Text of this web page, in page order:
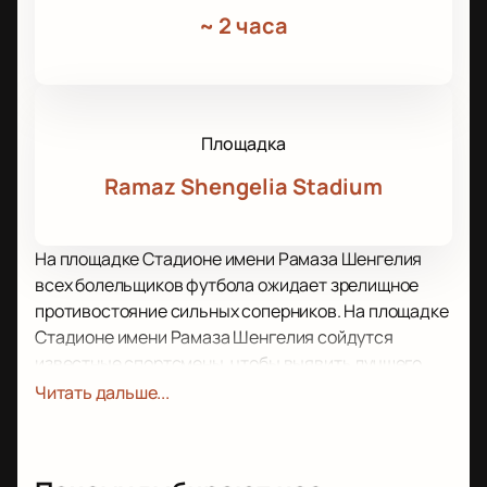
~ 2 часа
Площадка
Ramaz Shengelia Stadium
На площадке Стадионе имени Рамаза Шенгелия
всех болельщиков футбола ожидает зрелищное
противостояние сильных соперников. На площадке
Стадионе имени Рамаза Шенгелия сойдутся
известные спортсмены, чтобы выявить лучшего
среди лучших!
Читать дальше...